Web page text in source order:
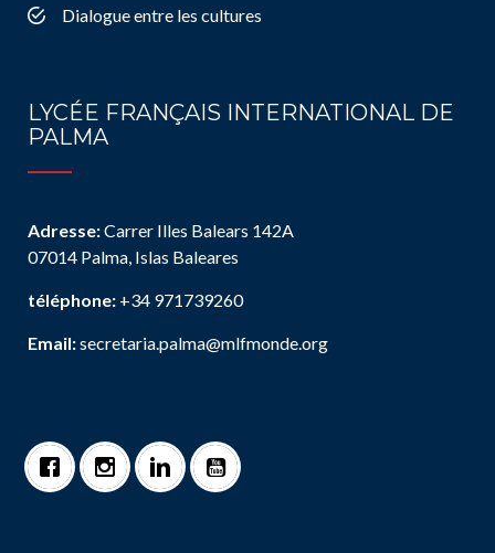
Dialogue entre les cultures
LYCÉE FRANÇAIS INTERNATIONAL DE
PALMA
Adresse:Carrer Illes Balears 142A
07014 Palma, Islas Baleares
téléphone: +34 971739260
Email:secretaria.palma@mlfmonde.org